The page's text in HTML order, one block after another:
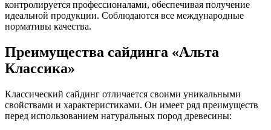
контролируется профессионалами, обеспечивая получение
идеальной продукции. Соблюдаются все международные
нормативы качества.
Преимущества сайдинга «Альта
Классика»
Классический сайдинг отличается своими уникальными
свойствами и характеристиками. Он имеет ряд преимуществ
перед использованием натуральных пород древесины: